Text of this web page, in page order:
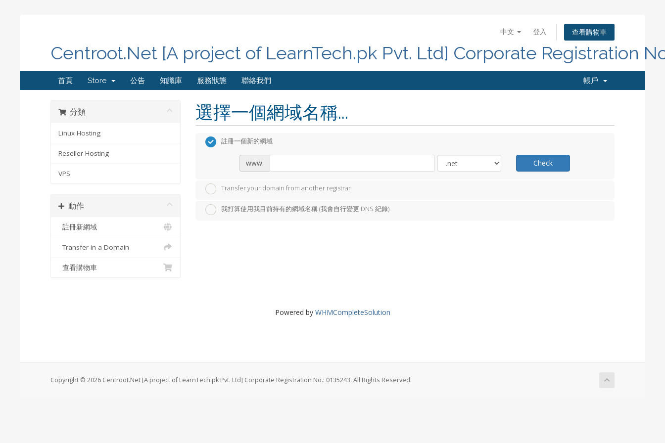
中文 登入 查看購物車
Centroot.Net [A project of LearnTech.pk Pvt. Ltd] Corporate Registration
首頁 Store 公告 知識庫 服務狀態 聯絡我們 帳戶
分類
Linux Hosting
Reseller Hosting
VPS
動作
註冊新網域
Transfer in a Domain
查看購物車
選擇一個網域名稱...
註冊一個新的網域
www. Check
Transfer your domain from another registrar
我打算使用我目前持有的網域名稱 (我會自行變更 DNS 紀錄)
Powered by WHMCompleteSolution
Copyright © 2026 Centroot.Net [A project of LearnTech.pk Pvt. Ltd] Corporate Registration No.: 0135243. All Rights Reserved.